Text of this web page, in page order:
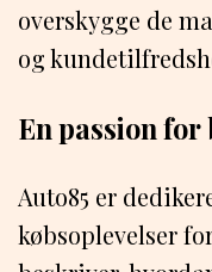
overskygge de
og
En passion
Auto85 er
købsoplevelser